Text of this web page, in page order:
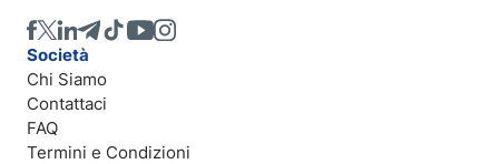
Società
Chi Siamo
Contattaci
FAQ
Termini e Condizioni